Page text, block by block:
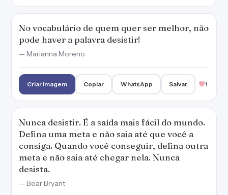
No vocabulário de quem quer ser melhor, não
pode haver a palavra desistir!
— Marianna Moreno
Criar imagem Copiar WhatsApp Salvar 1
Nunca desistir. É a saída mais fácil do mundo.
Defina uma meta e não saia até que você a
consiga. Quando você conseguir, defina outra
meta e não saia até chegar nela. Nunca
desista.
— Bear Bryant